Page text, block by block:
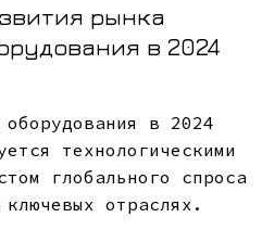
рынка
в 2024
в 2024
технологическими
глобального спроса
отраслях.